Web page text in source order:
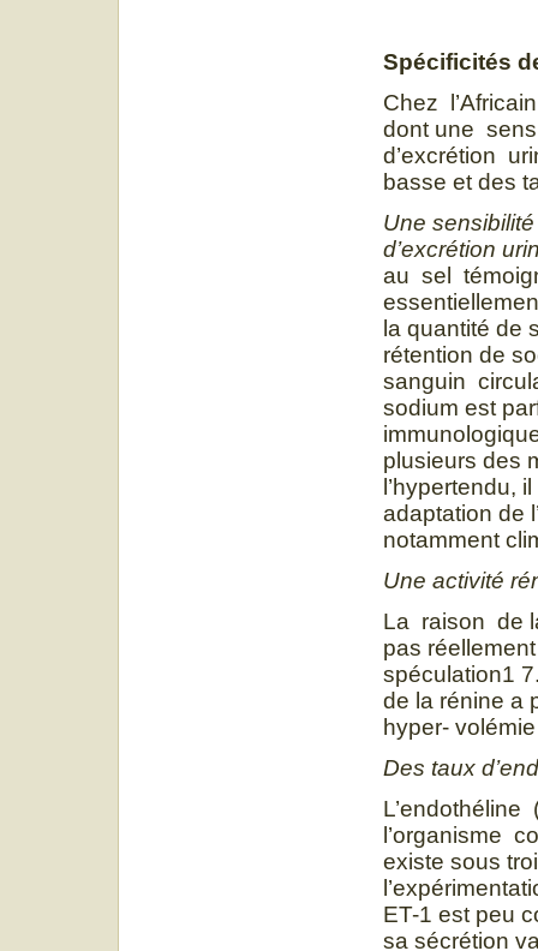
Spécificités
Chez
dont une
d’excrétion
basse et des
Une
d’excrétion
au sel
la quantité de
rétention de
sanguin
sodium est
plusieurs des
l’hypertendu,
adaptation de
notamment
Une activité
La raison de
pas
spéculation1
de la rénine a
hyper-
Des taux
l’organisme
existe sous
ET-1 est peu
sa sécrétion